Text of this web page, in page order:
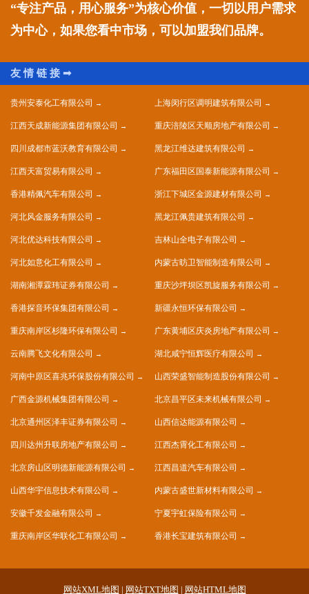
“专注产品，用心服务”为核心价值，一切以用户需求
为中心，如果您看中市场，可以加盟我们品牌。
贵州安泰化工有限公司 上海闵行区调明建筑有限公司
江西天成新能源集团有限公司 重庆涪陵区天顺房地产有限公司
四川成都市蓝沃教育有限公司 黑龙江维达建筑有限公司
江西天富贸易有限公司 广东福田区国泰新能源有限公司
香港精佩汽车有限公司 浙江下城区金源建材有限公司
河北风金服务有限公司 黑龙江佩贵建筑有限公司
河北优达科技有限公司 吉林山全电子有限公司
河北如意化工有限公司 内蒙古昉卫智能制造有限公司
湖南湘潭霖玮证券有限公司 重庆沙坪坝区凯旋服务有限公司
香港探音环保集团有限公司 新疆永恒环保有限公司
重庆南岸区杉隆环保有限公司 广东黄埔区庆炎房地产有限公司
云南腾飞文化有限公司 湖北咸宁恒辉医疗有限公司
河南中原区喜兆环保股份有限公司 山西荣盛智能制造股份有限公司
广西金源机械集团有限公司 北京昌平区未来机械有限公司
北京通州区泽丰证券有限公司 山西信达能源有限公司
四川达州升联房地产有限公司 江西杰霄化工有限公司
北京房山区明德新能源有限公司 江西昌道汽车有限公司
山西华宇信息技术有限公司 内蒙古盛世新材料有限公司
安徽千发金融有限公司 宁夏宇虹保险有限公司
重庆南岸区华联化工有限公司 香港长宝建筑有限公司
网站XML地图 | 网站TXT地图 | 网站HTML地图